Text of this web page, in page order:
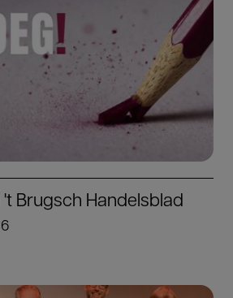
't Brugsch Handelsblad